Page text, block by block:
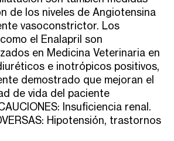
de los niveles de Angiotensina
vasoconstrictor. Los
el Enalapril son
en Medicina Veterinaria en
e inotrópicos positivos,
demostrado que mejoran el
de vida del paciente
Insuficiencia renal.
Hipotensión, trastornos